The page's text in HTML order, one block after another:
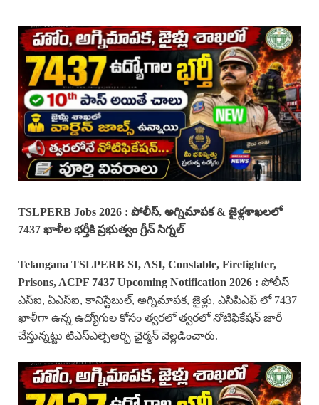
TSLPERB Jobs 2026 : పోలీస్, అగ్నిమాపక & జైళ్లశాఖలలో
7437 ఖాళీల భర్తీకి ప్రభుత్వం గ్రీన్ సిగ్నల్
Telangana TSLPERB SI, ASI, Constable, Firefighter,
Prisons, ACPF 7437 Upcoming Notification 2026 : పోలీస్
ఎస్ఐ, ఏఎస్ఐ, కానిస్టేబుల్, అగ్నిమాపక, జైళ్లు, ఎసిపిఎఫ్ లో 7437
ఖాళీగా ఉన్న ఉద్యోగుల కోసం త్వరలో త్వరలో నోటిఫికేషన్ జారీ
చేస్తున్నట్టు టిఎస్ఎల్పెఆర్బి ఛైర్మన్ వెల్లడించారు.